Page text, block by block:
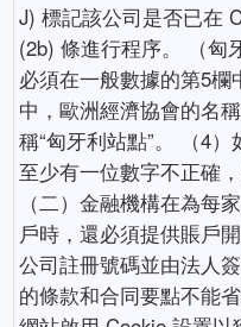
J) 標記該公司是否已在
(2b) 條進行程序。 （匈
必須在一般數據的第5
中，歐洲經濟協會的名
稱“匈牙利站點”。 （4
至少有一位數字不正確
（二）金融機構在為每
戶時，還必須提供賬戶
公司註冊號碼並由法人
的條款和合同要點不能